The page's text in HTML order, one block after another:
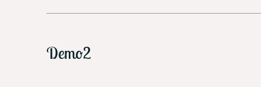
Demo2